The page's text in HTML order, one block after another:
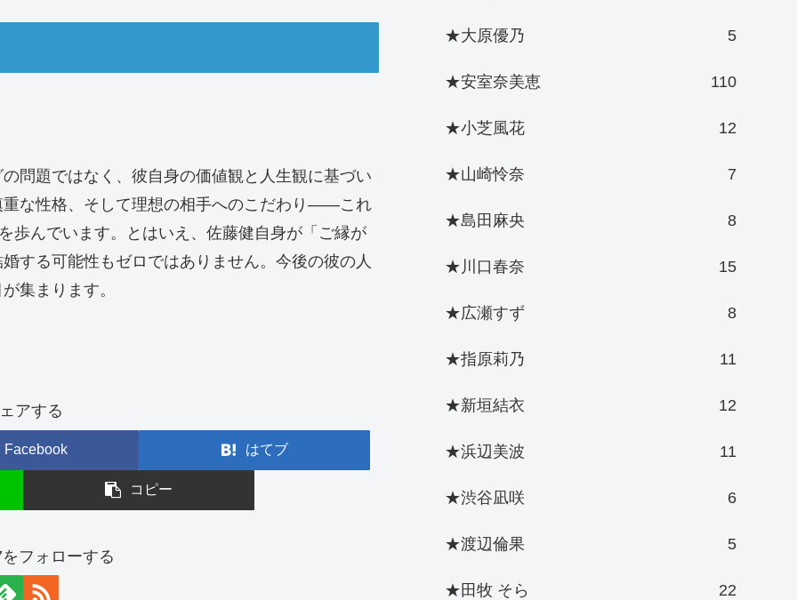
問題ではなく、彼自身の価値観と人生観に基づい
な性格、そして理想の相手へのこだわり——これ
歩んでいます。とはいえ、佐藤健自身が「ご縁が
する可能性もゼロではありません。今後の彼の人
集まります。
アする
Facebook はてブ
コピー
フォローする
★大原優乃 5
★安室奈美恵 110
★小芝風花 12
★山崎怜奈 7
★島田麻央 8
★川口春奈 15
★広瀬すず 8
★指原莉乃 11
★新垣結衣 12
★浜辺美波 11
★渋谷凪咲 6
★渡辺倫果 5
★田牧 そら 22